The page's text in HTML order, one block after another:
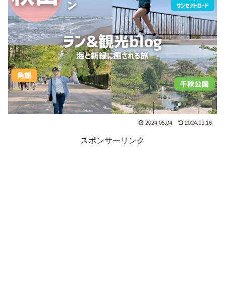
2024.05.04 2024.11.16
スポンサーリンク